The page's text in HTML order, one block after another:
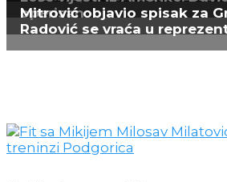
operisan
Mitrović objavio spisak za
Radović se vraća u